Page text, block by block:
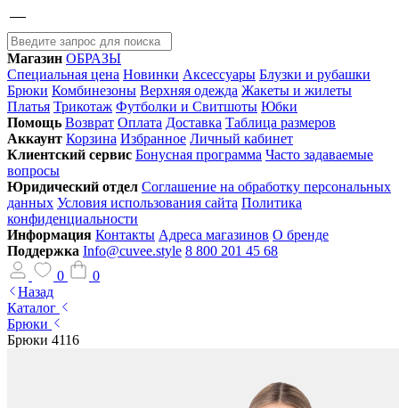
Магазин ОБРАЗЫ
Специальная цена Новинки Аксессуары Блузки и рубашки
Брюки Комбинезоны Верхняя одежда Жакеты и жилеты
Платья Трикотаж Футболки и Свитшоты Юбки
Помощь Возврат Оплата Доставка Таблица размеров
Аккаунт Корзина Избранное Личный кабинет
Клиентский сервис Бонусная программа Часто задаваемые
вопросы
Юридический отдел Соглашение на обработку персональных
данных Условия использования сайта Политика
конфиденциальности
Информация Контакты Адреса магазинов О бренде
Поддержка Info@cuvee.style 8 800 201 45 68
0
0
Назад
Каталог
Брюки
Брюки 4116